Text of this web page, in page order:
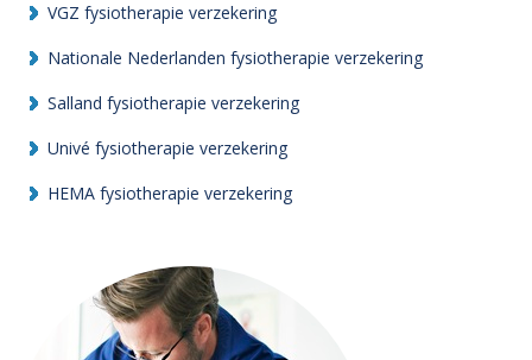
VGZ fysiotherapie verzekering
Nationale Nederlanden fysiotherapie verzekering
Salland fysiotherapie verzekering
Univé fysiotherapie verzekering
HEMA fysiotherapie verzekering